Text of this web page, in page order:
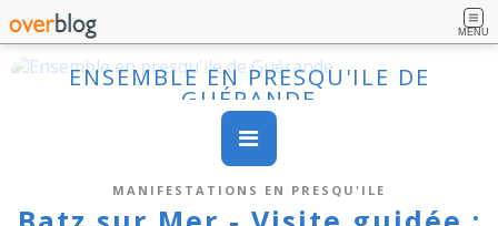
MENU
ENSEMBLE EN PRESQU'ILE DE
GUÉRANDE
MANIFESTATIONS EN PRESQU'ILE